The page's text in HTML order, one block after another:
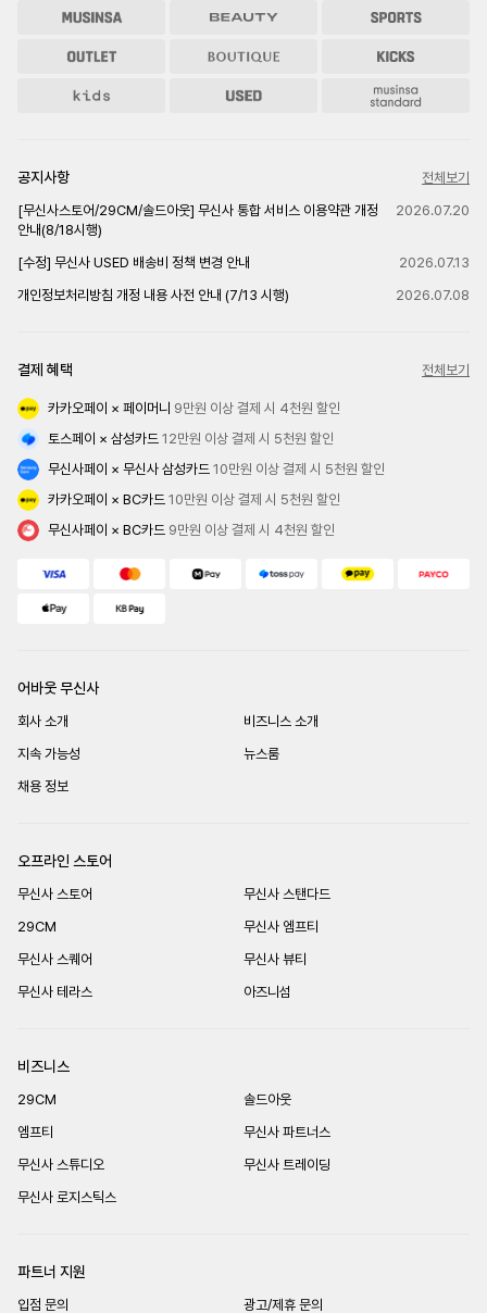
공지사항
전체보기
[무신사스토어/29CM/솔드아웃] 무신사 통합 서비스 이용약관 개정
안내(8/18시행)
2026.07.20
[수정] 무신사 USED 배송비 정책 변경 안내
2026.07.13
개인정보처리방침 개정 내용 사전 안내 (7/13 시행)
2026.07.08
결제 혜택 전체보기
카카오페이 × 페이머니 9만원 이상 결제 시 4천원 할인
토스페이 × 삼성카드 12만원 이상 결제 시 5천원 할인
무신사페이 × 무신사 삼성카드 10만원 이상 결제 시 5천원 할인
카카오페이 × BC카드 10만원 이상 결제 시 5천원 할인
무신사페이 × BC카드 9만원 이상 결제 시 4천원 할인
어바웃 무신사
회사 소개
비즈니스 소개
지속 가능성
뉴스룸
채용 정보
오프라인 스토어
무신사 스토어
무신사 스탠다드
29CM
무신사 엠프티
무신사 스퀘어
무신사 뷰티
무신사 테라스
아즈니섬
비즈니스
29CM
솔드아웃
엠프티
무신사 파트너스
무신사 스튜디오
무신사 트레이딩
무신사 로지스틱스
파트너 지원
입점 문의
광고/제휴 문의